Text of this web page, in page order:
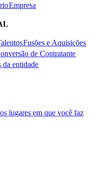
Empresa​​
Fusões e Aquisições​​
de Contratante​​
da entidade​​
lugares em que você faz